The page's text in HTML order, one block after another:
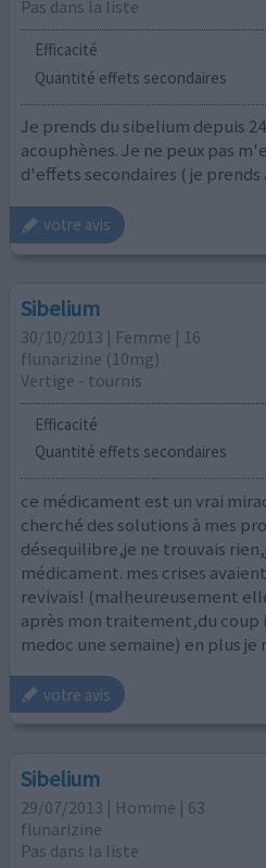
Pas dans la liste
Efficacité
Quantité effets secondaires
Je prends du sibelium depuis
acouphènes. Je ne peux pas
d'effets secondaires ( je
votre avis
Sibelium
30/10/2013 | Femme | 16
flunarizine (10mg)
Vertige - tournis
Efficacité
Quantité effets secondaires
ce médicament est un vrai
cherché des solutions à mes
désequilibre,je ne trouvais
médicament. mes crises
revivais! (malheureusement
après mon traitement,du coup
medoc une semaine) en plus je
votre avis
Sibelium
29/07/2013 | Homme | 63
flunarizine
Pas dans la liste